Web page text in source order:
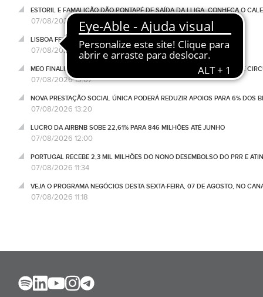
ESTORIL E FAMALICÃO DÃO PONTAPÉ DE SAÍDA DA I LIGA. CONHEÇA O
07/08/2026 17:00
LISBOA FECHA EM QUEDA E DESTOA DA EUROPA
07/08/2026 16:55
MEO FINALIZA MODERNIZAÇÃO DA LINHA AZUL. REDE DA DIGI JÁ PODE
07/08/2026 15:07
NOVA PRESTAÇÃO SOCIAL ÚNICA PODERÁ REDUZIR APOIOS PARA 6% DOS
07/08/2026 13:20
LUCRO DA AIRBNB SOBE 22,61% PARA 846 MILHÕES ATÉ JUNHO
07/08/2026 12:00
PORTUGAL RECEBE 2,3 MIL MILHÕES DO NONO DESEMBOLSO DO PRR E
07/08/2026 11:34
VEJA O PROGRAMA NEGÓCIOS DESTA SEXTA-FEIRA, 07 DE AGOSTO, NO
07/08/2026 11:18